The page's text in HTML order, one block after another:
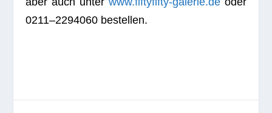
0211–2294060 bestellen.